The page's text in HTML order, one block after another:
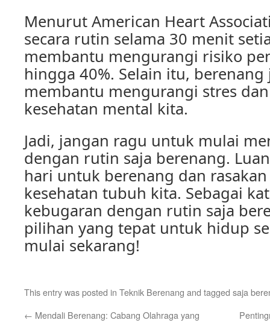
Menurut American Heart
secara rutin selama 30 menit
membantu mengurangi risiko
hingga 40%. Selain itu,
membantu mengurangi stres
kesehatan mental kita.
Jadi, jangan ragu untuk mulai
dengan rutin saja berenang.
hari untuk berenang dan
kesehatan tubuh kita. Sebagai
kebugaran dengan rutin saja
pilihan yang tepat untuk hidup
mulai sekarang!
This entry was posted in Teknik Berenang and tagged saja
← Mendali Berenang: Cabang Olahraga yang